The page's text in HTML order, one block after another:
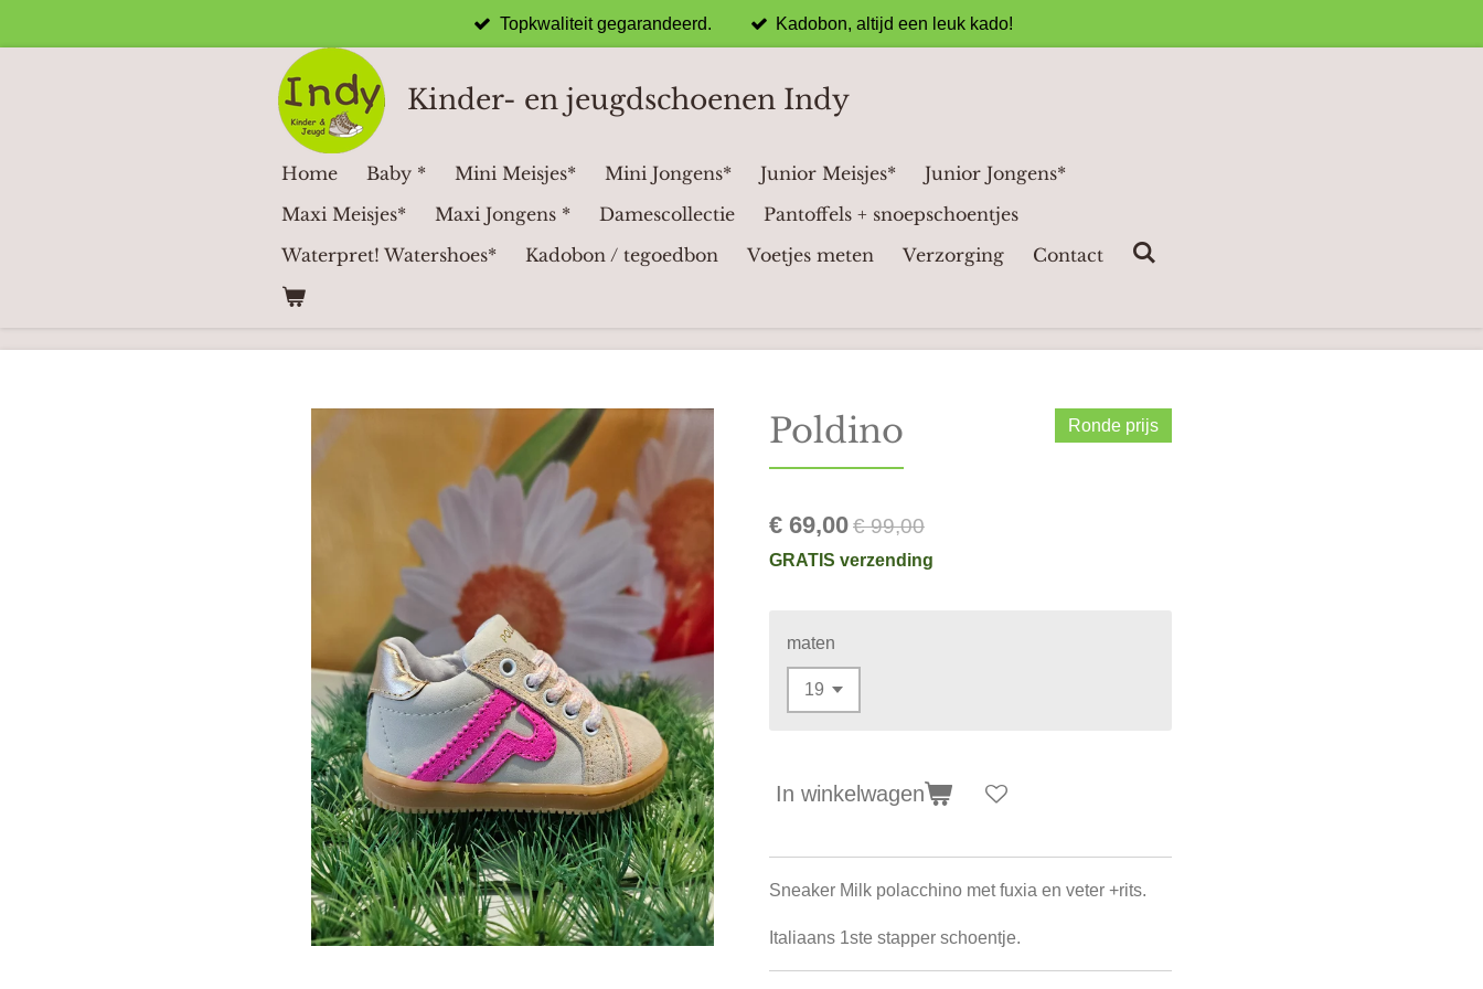
Topkwaliteit gegarandeerd. Kadobon, altijd een leuk kado!
Kinder- en jeugdschoenen Indy
Home Baby * Mini Meisjes* Mini Jongens* Junior Meisjes*
Junior Jongens*
Maxi Meisjes*
Maxi Jongens * Damescollectie
Pantoffels + snoepschoentjes
Waterpret! Watershoes*
Kadobon / tegoedbon Voetjes meten Verzorging Contact
Poldino Ronde prijs
€ 69,00€ 99,00
GRATIS verzending
maten
In winkelwagen
Sneaker Milk polacchino met fuxia en veter +rits.
Italiaans 1ste stapper schoentje.